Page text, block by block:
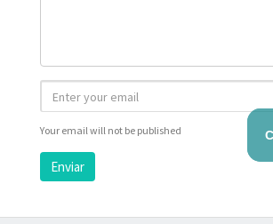
Your email will not be published
Enviar